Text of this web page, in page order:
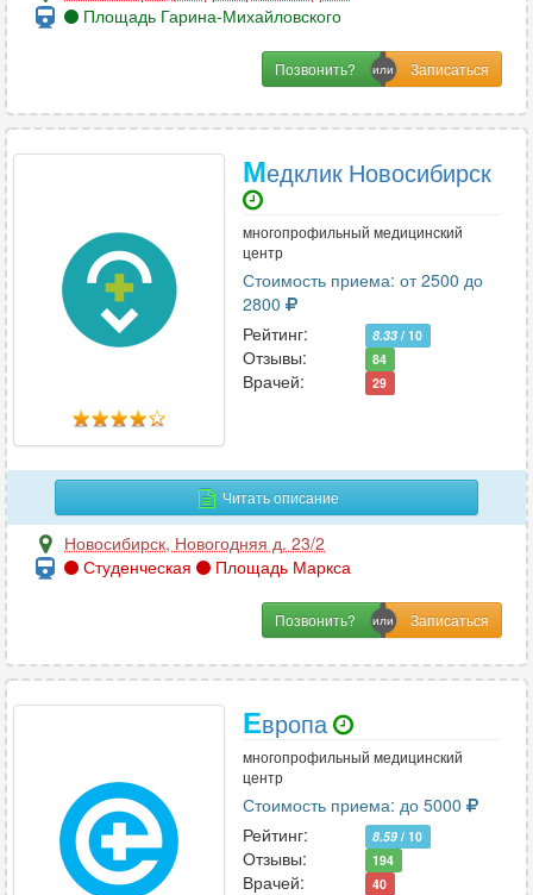
Площадь Гарина-Михайловского
Позвонить?
Медклик Новосибирск
многопрофильный медицинский
центр
Стоимость приема: от 2500 до
2800
Рейтинг:
8.33 / 10
Отзывы: 84
Врачей: 29
Читать описание
Новосибирск, Новогодняя д. 23/2
Студенческая
Площадь Маркса
Позвонить?
Европа
многопрофильный медицинский
центр
Стоимость приема: до 5000
Рейтинг:
8.59 / 10
Отзывы: 194
Врачей: 40